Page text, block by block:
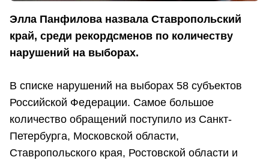
Элла Панфилова назвала Ставропольский
край, среди рекордсменов по количеству
нарушений на выборах.
В списке нарушений на выборах 58 субъектов
Российской Федерации. Самое большое
количество обращений поступило из Санкт-
Петербурга, Московской области,
Ставропольского края, Ростовской области и